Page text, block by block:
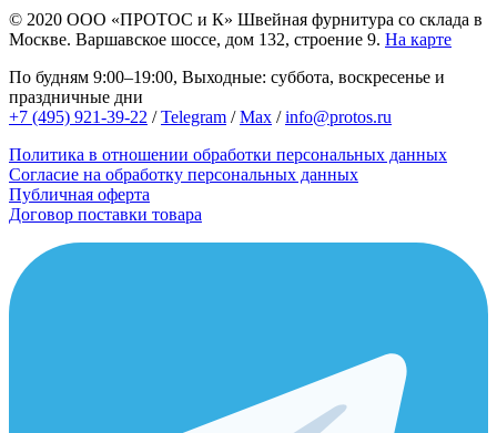
© 2020 ООО «ПРОТОС и К» Швейная фурнитура со склада в
Москве. Варшавское шоссе, дом 132, строение 9. На карте
По будням 9:00–19:00, Выходные: суббота, воскресенье и
праздничные дни
+7 (495) 921-39-22 /Telegram /Max /info@protos.ru
Политика в отношении обработки персональных данных
Согласие на обработку персональных данных
Публичная оферта
Договор поставки товара